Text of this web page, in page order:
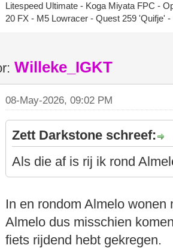
Litespeed Ultimate - Koga Miyata FPC -
20 FX - M5 Lowracer - Quest 259 'Quifje'
Willeke_IGKT
08-May-2026, 09:02 PM
Zett Darkstone schreef:
Als die af is rij ik rond
In en rondom Almelo
Almelo dus misschien
fiets rijdend hebt gekregen.